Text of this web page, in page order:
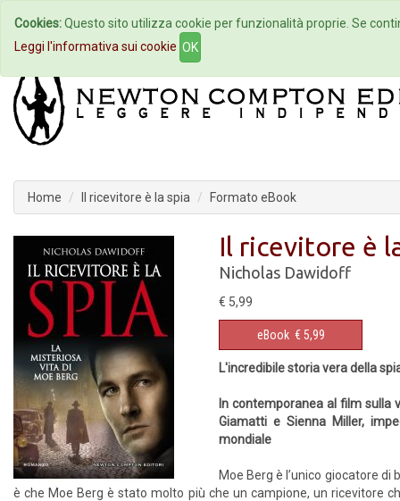
Home Autori Eventi
Home Il ricevitore è la spia Formato eBook
Il ricevitore è
Nicholas Dawidoff
€ 5,99
eBook € 5,99
L'incredibile storia vera della
In contemporanea al film sulla
Giamatti e Sienna Miller,
mondiale
Moe Berg è l’unico giocatore
è che Moe Berg è stato molto più che un campione, un ricevitore
Cookies:Questo sito utilizza cookie per funzionalità proprie. Se
Leggi l'informativa sui cookie OK